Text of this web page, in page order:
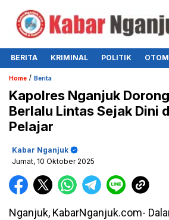
BERITA KRIMINAL POLITIK
Home / Berita
Kapolres Nganjuk
Berlalu Lintas Sejak Dini
Pelajar
Kabar Nganjuk
Jumat, 10 Oktober 2025
Nganjuk, KabarNganjuk.com-